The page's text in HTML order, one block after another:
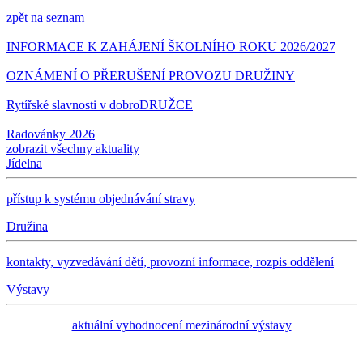
zpět na seznam
INFORMACE K ZAHÁJENÍ ŠKOLNÍHO ROKU 2026/2027
OZNÁMENÍ O PŘERUŠENÍ PROVOZU DRUŽINY
Rytířské slavnosti v dobroDRUŽCE
Radovánky 2026
zobrazit všechny aktuality
Jídelna
přístup k systému objednávání stravy
Družina
kontakty, vyzvedávání dětí, provozní informace, rozpis oddělení
Výstavy
aktuální vyhodnocení mezinárodní výstavy